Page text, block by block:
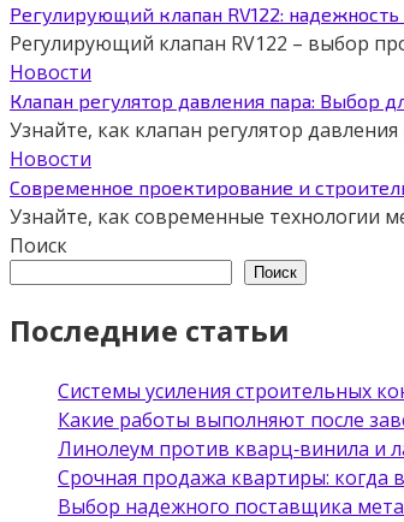
Регулирующий клапан RV122: надежность
Регулирующий клапан RV122 – выбор
Новости
Клапан регулятор давления пара: Выбор
Узнайте, как клапан регулятор
Новости
Современное проектирование и
Узнайте, как современные технологии
Поиск
Поиск
Последние статьи
Системы усиления строительных
Какие работы выполняют после
Линолеум против кварц‑винила и
Срочная продажа квартиры: когда
Выбор надежного поставщика